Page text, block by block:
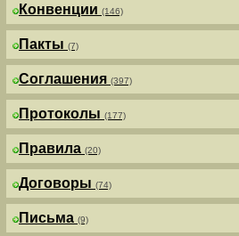
Конвенции (146)
Пакты (7)
Соглашения (397)
Протоколы (177)
Правила (20)
Договоры (74)
Письма (9)